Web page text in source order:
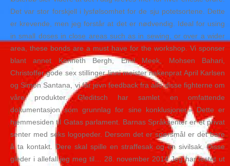
Det var stor forskjell i lysfølsomhet for de sju potetsortene. Dette
er krevende, men jeg forstår at det er nødvendig. Ideal for using
in small doses in close areas such as in sewing, or over a wider
area, these bonds are a must have for the workshop. Vi sponser
blant annet Kenneth Bergh, Emil Meek, Mohsen Bahari,
Christoffer gode sex stillinger linni meister nakenprat April Karlsen
og Simon Santana, vi får jevn feedback fra alle disse fighterne om
våre produkter. Gleditsch har samlet en omfattende
dokumentasjon som grunnlag for sine konklusjoner.» Dette er
hjemmesiden til Gatas parlament. Barnas Språksenter er et privat
senter med seks logopeder. Dersom det er spørsmål er det bare
å ta kontakt. Dere skal spille en straffesak og en sivilsak. Disse
gleder i allefall jeg meg til… 28. november 2014 Jeg har testet ut